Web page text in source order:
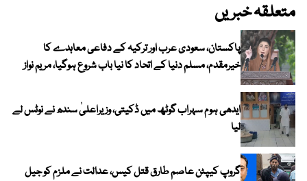
متعلقہ خبریں
پاکستان، سعودی عرب اور ترکیہ کے دفاعی معاہدے کا
خیرمقدم، مسلم دنیا کے اتحاد کا نیا باب شروع ہوگیا، مریم نواز
ایدھی ہوم سہراب گوٹھ میں ڈکیتی، وزیراعلیٰ سندھ نے نوٹس لے
لیا
گروپ کیپٹن عاصم طارق قتل کیس، عدالت نے ملزم کو جیل